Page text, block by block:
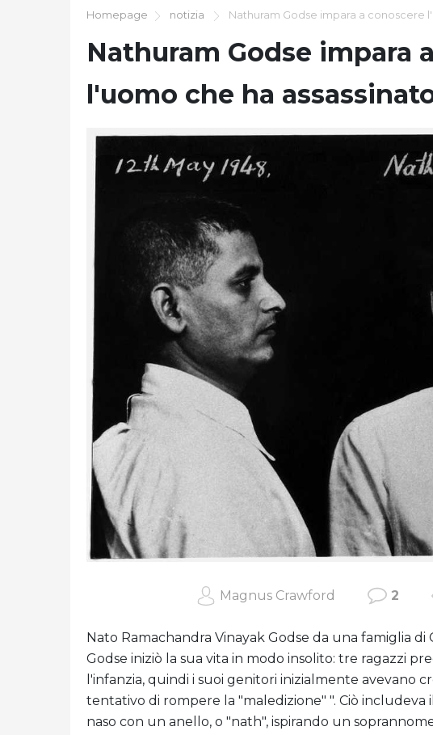
Homepage notizia Nathuram Godse impara a conoscere
Nathuram Godse impara
l'uomo che ha
Magnus Crawford 2
Nato Ramachandra Vinayak Godse da una famiglia di
Godse iniziò la sua vita in modo insolito: tre ragazzi
l'infanzia, quindi i suoi genitori inizialmente avevano
tentativo di rompere la "maledizione" ". Ciò includeva
naso con un anello, o "nath", ispirando un